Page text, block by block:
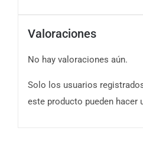
Valoraciones
No hay valoraciones aún.
Solo los usuarios
este producto pueden hacer